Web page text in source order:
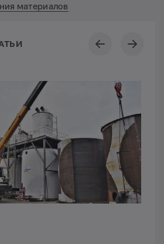
материалов